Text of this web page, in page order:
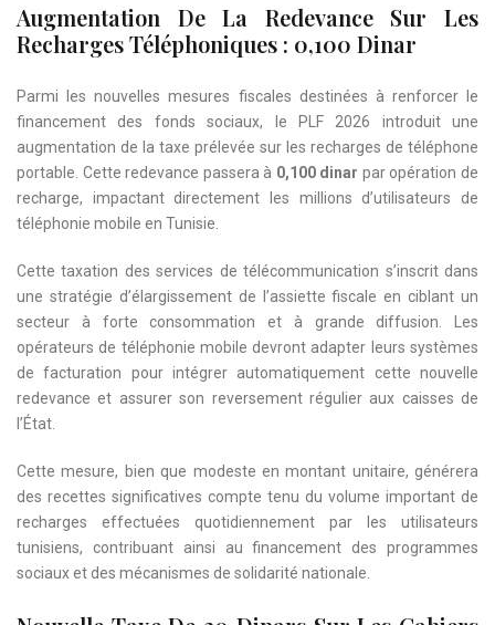
Augmentation De La Redevance Sur Les
Recharges Téléphoniques : 0,100 Dinar
Parmi les nouvelles mesures fiscales destinées à renforcer le
financement des fonds sociaux, le PLF 2026 introduit une
augmentation de la taxe prélevée sur les recharges de téléphone
portable. Cette redevance passera à 0,100 dinar par opération de
recharge, impactant directement les millions d’utilisateurs de
téléphonie mobile en Tunisie.
Cette taxation des services de télécommunication s’inscrit dans
une stratégie d’élargissement de l’assiette fiscale en ciblant un
secteur à forte consommation et à grande diffusion. Les
opérateurs de téléphonie mobile devront adapter leurs systèmes
de facturation pour intégrer automatiquement cette nouvelle
redevance et assurer son reversement régulier aux caisses de
l’État.
Cette mesure, bien que modeste en montant unitaire, générera
des recettes significatives compte tenu du volume important de
recharges effectuées quotidiennement par les utilisateurs
tunisiens, contribuant ainsi au financement des programmes
sociaux et des mécanismes de solidarité nationale.